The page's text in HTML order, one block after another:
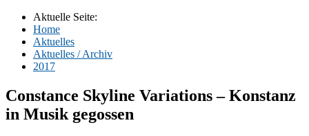
Aktuelle Seite:
Home
Aktuelles
Aktuelles / Archiv
2017
Constance Skyline Variations – Konstanz
in Musik gegossen